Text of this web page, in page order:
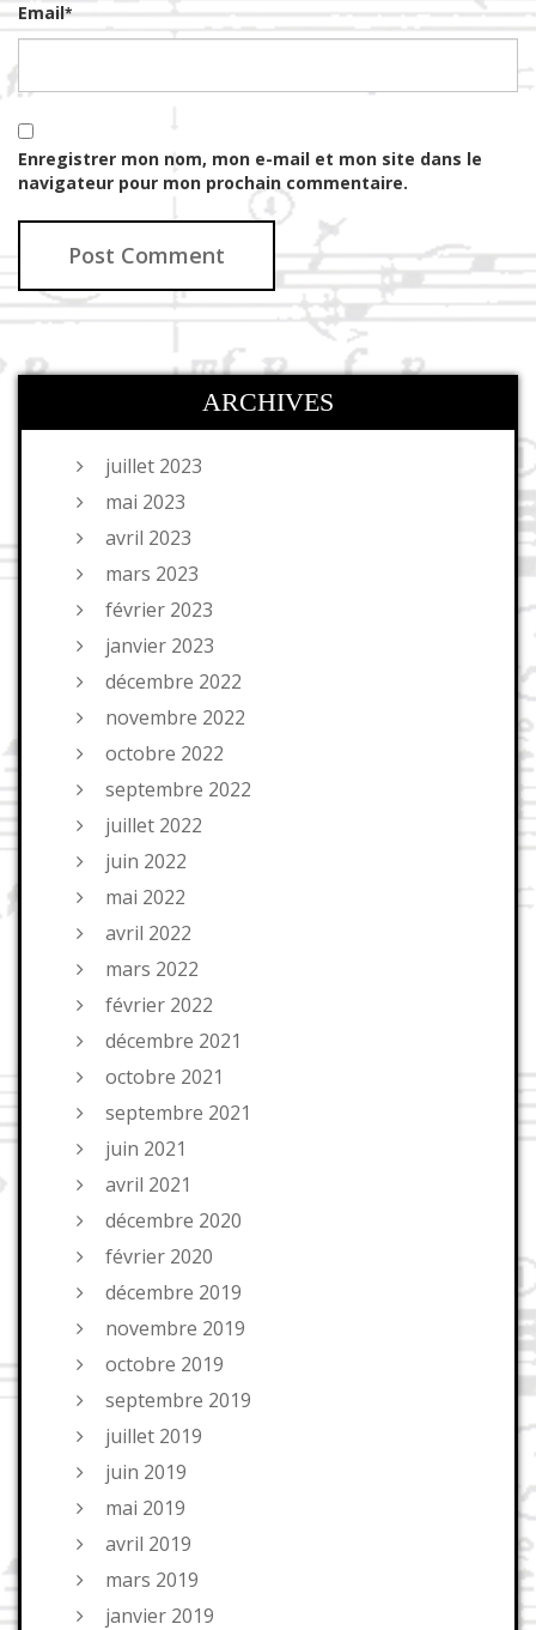
Email*
Enregistrer mon nom, mon e-mail et mon site dans le
navigateur pour mon prochain commentaire.
ARCHIVES
juillet 2023
mai 2023
avril 2023
mars 2023
février 2023
janvier 2023
décembre 2022
novembre 2022
octobre 2022
septembre 2022
juillet 2022
juin 2022
mai 2022
avril 2022
mars 2022
février 2022
décembre 2021
octobre 2021
septembre 2021
juin 2021
avril 2021
décembre 2020
février 2020
décembre 2019
novembre 2019
octobre 2019
septembre 2019
juillet 2019
juin 2019
mai 2019
avril 2019
mars 2019
janvier 2019